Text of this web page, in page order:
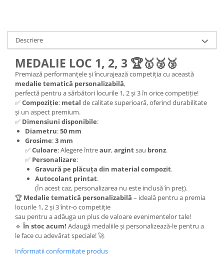
Descriere
MEDALIE LOC 1, 2, 3 🏆🥇🥈🥉
Premiază performanțele și încurajează competiția cu această
medalie tematică personalizabilă,
perfectă pentru a sărbători locurile 1, 2 și 3 în orice competiție!
✅Compoziție: metal de calitate superioară, oferind durabilitate
și un aspect premium.
✅ Dimensiuni disponibile:
Diametru:50 mm
Grosime:3 mm
✅Culoare: Alegere întreaur,argintsau bronz.
✅ Personalizare:
Gravură pe plăcuța din material compozit.
Autocolant printat.
(În acest caz, personalizarea nu este inclusă în preț).
🏆 Medalie tematică personalizabilă – ideală pentru a premia
locurile 1, 2 și 3 într-o competiție
sau pentru a adăuga un plus de valoare evenimentelor tale!
🔹În stoc acum! Adaugă medaliile și personalizează-le pentru a
le face cu adevărat speciale! 🚀
Informatii conformitate produs